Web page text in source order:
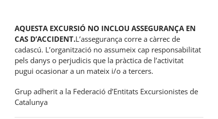
AQUESTA EXCURSIÓ NO INCLOU ASSEGURANÇA EN
CAS D’ACCIDENT.L’assegurança corre a càrrec de
cadascú. L’organització no assumeix cap responsabilitat
pels danys o perjudicis que la pràctica de l’activitat
pugui ocasionar a un mateix i/o a tercers.
Grup adherit a la Federació d’Entitats Excursionistes de
Catalunya